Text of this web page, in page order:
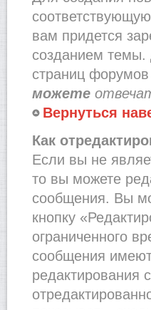
вам придется
созданием темы.
страниц
можете
Вернуться
Как
Если вы не
то вы можете
сообщения. Вы
кнопку
ограниченного
сообщения
редактирования